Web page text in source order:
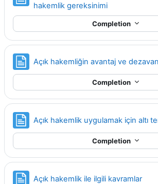
hakemlik gereksinimiPage
Completion
Açık hakemliğin avantaj ve
Completion
Açık hakemlik uygulamak için altı
Completion
Açık hakemlik ile ilgili kavramlarPage